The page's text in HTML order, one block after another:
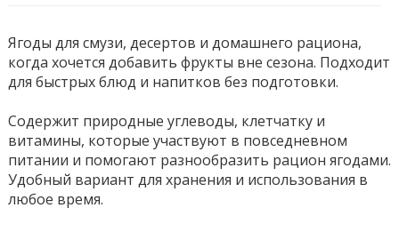
Ягоды для смузи, десертов и домашнего рациона,
когда хочется добавить фрукты вне сезона. Подходит
для быстрых блюд и напитков без подготовки.
Содержит природные углеводы, клетчатку и
витамины, которые участвуют в повседневном
питании и помогают разнообразить рацион ягодами.
Удобный вариант для хранения и использования в
любое время.